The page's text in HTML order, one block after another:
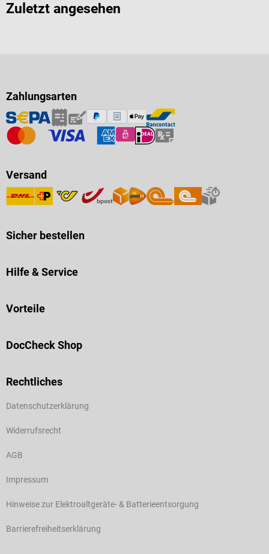
Zuletzt angesehen
Zahlungsarten
Versand
Sicher bestellen
Hilfe & Service
Vorteile
DocCheck Shop
Rechtliches
Datenschutzerklärung
Widerrufsrecht
AGB
Impressum
Hinweise zur Elektroaltgeräte- & Batterieentsorgung
Barrierefreiheitserklärung